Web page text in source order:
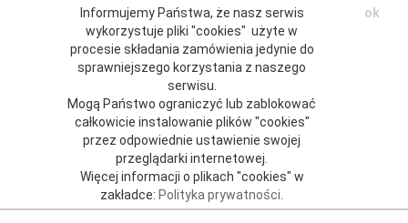
Informujemy Państwa, że nasz serwis
wykorzystuje pliki "cookies" użyte w
procesie składania zamówienia jedynie do
sprawniejszego korzystania z naszego
serwisu.
Mogą Państwo ograniczyć lub zablokować
całkowicie instalowanie plików "cookies"
przez odpowiednie ustawienie swojej
przeglądarki internetowej.
Więcej informacji o plikach "cookies" w
zakładce: Polityka prywatności.
ok